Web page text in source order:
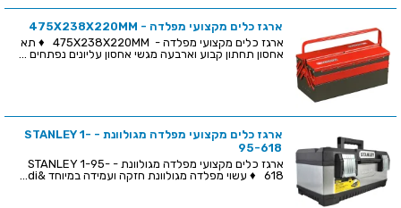
ארגז כלים מקצועי מפלדה - 475X238X220MM
ארגז כלים מקצועי מפלדה - 475X238X220MM ♦ תא
אחסון תחתון קבוע וארבעה מגשי אחסון עליונים נפתחים ...
ארגז כלים מקצועי מפלדה מגולוונת - STANLEY 1-
95-618
ארגז כלים מקצועי מפלדה מגולוונת - STANLEY 1-95-
618 ♦ עשוי מפלדה מגולוונת חזקה ועמידה במיוחד &di...